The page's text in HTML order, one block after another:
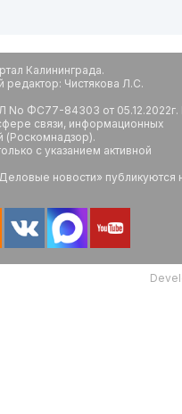
Калининграда.
Чистякова Л.С.
No ФС77-84303 от
связи, информационных
(Роскомнадзор).
с указанием активной
новости» публикуются